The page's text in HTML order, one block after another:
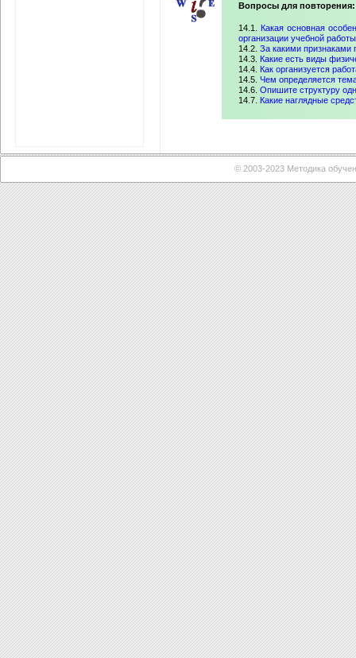
Вопросы для повторения:
14.1. Какая основная
организации учебной
14.2. За какими признаками
14.3. Какие есть виды
14.4. Как организуется
14.5. Чем определяется
14.6. Опишите структуру
14.7. Какие наглядные
© 2003-2023 Методика